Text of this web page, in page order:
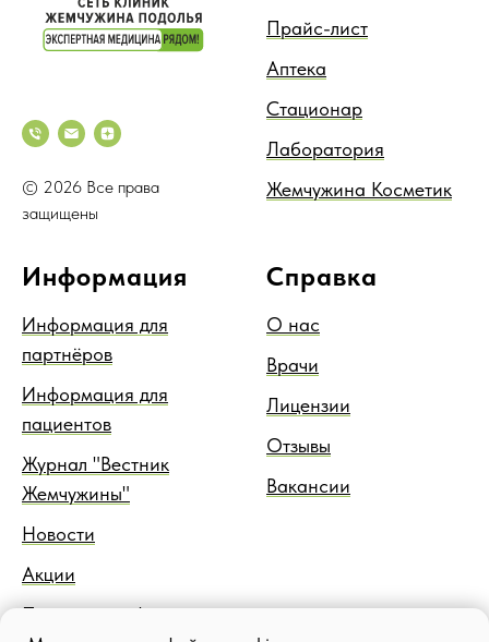
© 2026 Все права
защищены
Прайс-лист
Аптека
Стационар
Лаборатория
Жемчужина Косметик
Информация
Информация для
партнёров
Информация для
пациентов
Журнал "Вестник
Жемчужины"
Новости
Акции
Правовая информация
Справка
О нас
Врачи
Лицензии
Отзывы
Вакансии